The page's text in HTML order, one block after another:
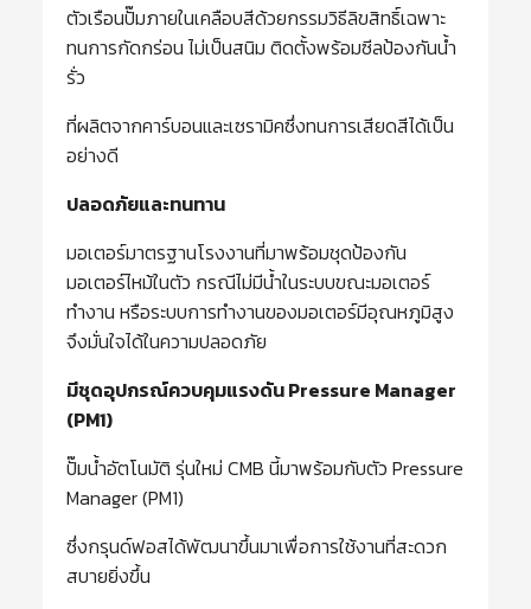
ตัวเรือนปั๊มภายในเคลือบสีด้วยกรรมวิธีลิขสิทธิ์เฉพาะ
ทนการกัดกร่อน ไม่เป็นสนิม ติดตั้งพร้อมซีลป้องกันน้ำ
รั่ว
ที่ผลิตจากคาร์บอนและเซรามิคซึ่งทนการเสียดสีได้เป็น
อย่างดี
ปลอดภัยและทนทาน
มอเตอร์มาตรฐานโรงงานที่มาพร้อมชุดป้องกัน
มอเตอร์ไหม้ในตัว กรณีไม่มีน้ำในระบบขณะมอเตอร์
ทำงาน หรือระบบการทำงานของมอเตอร์มีอุณหภูมิสูง
จึงมั่นใจได้ในความปลอดภัย
มีชุดอุปกรณ์ควบคุมแรงดันPressure Manager
(PM1)
ปั๊มน้ำอัตโนมัติ รุ่นใหม่ CMB นี้มาพร้อมกับตัว Pressure
Manager (PM1)
ซึ่งกรุนด์ฟอสได้พัฒนาขึ้นมาเพื่อการใช้งานที่สะดวก
สบายยิ่งขึ้น